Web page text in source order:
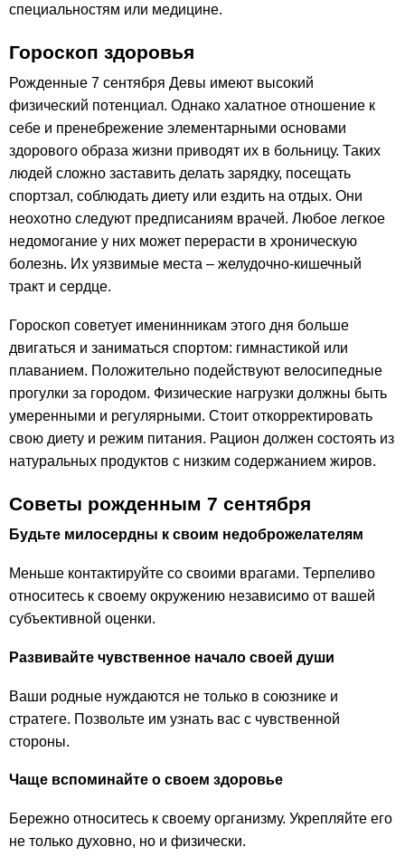
специальностям или медицине.
Гороскоп здоровья
Рожденные 7 сентября Девы имеют высокий
физический потенциал. Однако халатное отношение к
себе и пренебрежение элементарными основами
здорового образа жизни приводят их в больницу. Таких
людей сложно заставить делать зарядку, посещать
спортзал, соблюдать диету или ездить на отдых. Они
неохотно следуют предписаниям врачей. Любое легкое
недомогание у них может перерасти в хроническую
болезнь. Их уязвимые места – желудочно-кишечный
тракт и сердце.
Гороскоп советует именинникам этого дня больше
двигаться и заниматься спортом: гимнастикой или
плаванием. Положительно подействуют велосипедные
прогулки за городом. Физические нагрузки должны быть
умеренными и регулярными. Стоит откорректировать
свою диету и режим питания. Рацион должен состоять из
натуральных продуктов с низким содержанием жиров.
Советы рожденным 7 сентября
Будьте милосердны к своим недоброжелателям
Меньше контактируйте со своими врагами. Терпеливо
относитесь к своему окружению независимо от вашей
субъективной оценки.
Развивайте чувственное начало своей души
Ваши родные нуждаются не только в союзнике и
стратеге. Позвольте им узнать вас с чувственной
стороны.
Чаще вспоминайте о своем здоровье
Бережно относитесь к своему организму. Укрепляйте его
не только духовно, но и физически.